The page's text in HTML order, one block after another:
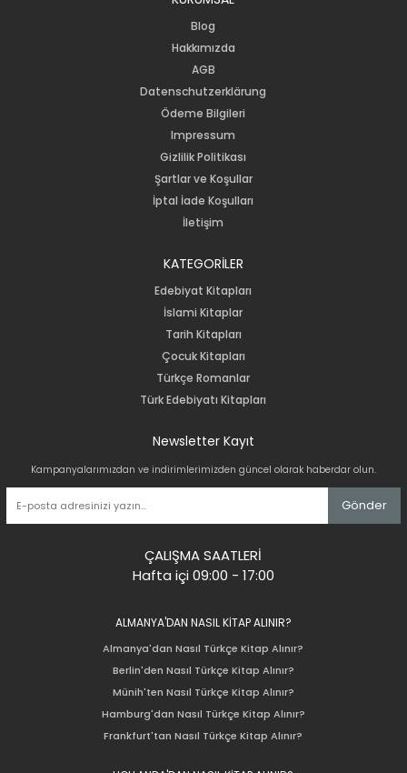
Blog
Hakkımızda
AGB
Datenschutzerklärung
Ödeme Bilgileri
Impressum
Gizlilik Politikası
Şartlar ve Koşullar
İptal İade Koşulları
İletişim
KATEGORİLER
Edebiyat Kitapları
İslami Kitaplar
Tarih Kitapları
Çocuk Kitapları
Türkçe Romanlar
Türk Edebiyatı Kitapları
Newsletter Kayıt
Kampanyalarımızdan ve indirimlerimizden güncel olarak haberdar olun.
Gönder
ÇALIŞMA SAATLERİ
Hafta içi 09:00 - 17:00
ALMANYA'DAN NASIL KİTAP ALINIR?
Almanya'dan Nasıl Türkçe Kitap Alınır?
Berlin'den Nasıl Türkçe Kitap Alınır?
Münih'ten Nasıl Türkçe Kitap Alınır?
Hamburg'dan Nasıl Türkçe Kitap Alınır?
Frankfurt'tan Nasıl Türkçe Kitap Alınır?